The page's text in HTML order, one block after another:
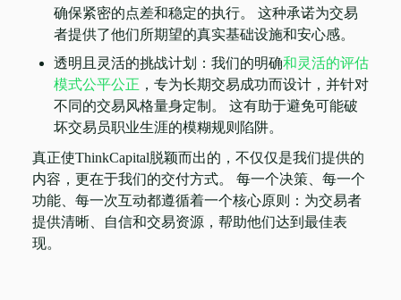
确保紧密的点差和稳定的执行。 这种承诺为交易
者提供了他们所期望的真实基础设施和安心感。
透明且灵活的挑战计划：我们的明确和灵活的评估
模式公平公正 ，专为长期交易成功而设计，并针对
不同的交易风格量身定制。 这有助于避免可能破
坏交易员职业生涯的模糊规则陷阱。
真正使ThinkCapital脱颖而出的，不仅仅是我们提供的
内容，更在于我们的交付方式。 每一个决策、每一个
功能、每一次互动都遵循着一个核心原则：为交易者
提供清晰、自信和交易资源，帮助他们达到最佳表
现。